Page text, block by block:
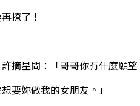
撩了！
摘星問：「哥哥你有什麼願望
要妳做我的女朋友。」